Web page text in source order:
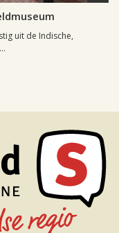
uit de Indische,